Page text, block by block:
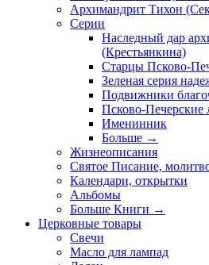
Архимандрит Тихон
Серии
Наследный дар
(Крестьянкина)
Старцы Псково-
Зеленая серия
Подвижники
Псково-Печерские
Именинник
Больше →
Жизнеописания
Святое Писание,
Календари, открытки
Альбомы
Больше Книги →
Церковные товары
Свечи
Масло для лампад